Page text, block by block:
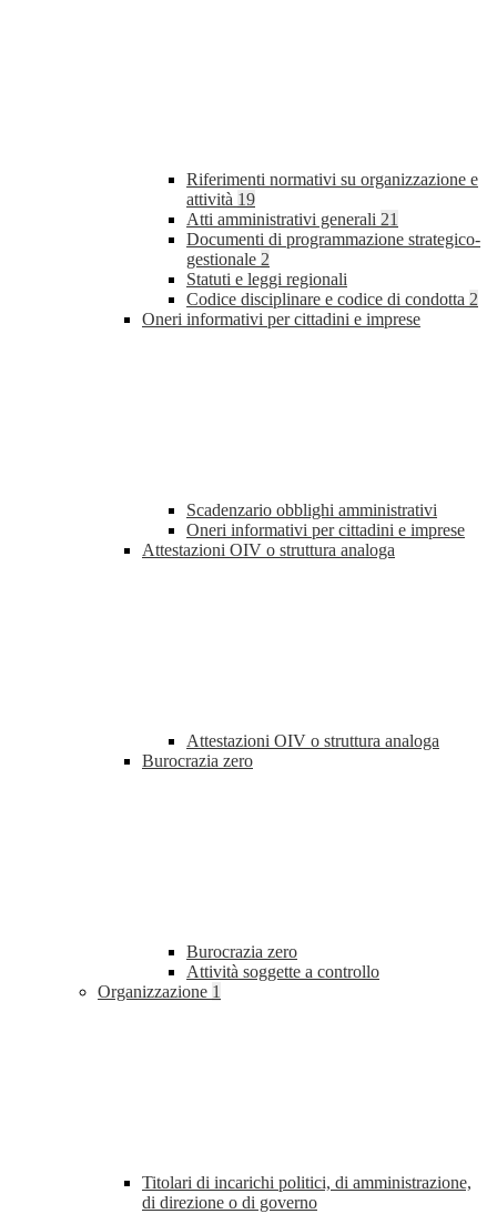
Riferimenti normativi su organizzazione e
attività 19
Atti amministrativi generali 21
Documenti di programmazione strategico-
gestionale 2
Statuti e leggi regionali
Codice disciplinare e codice di condotta 2
Oneri informativi per cittadini e imprese
Scadenzario obblighi amministrativi
Oneri informativi per cittadini e imprese
Attestazioni OIV o struttura analoga
Attestazioni OIV o struttura analoga
Burocrazia zero
Burocrazia zero
Attività soggette a controllo
Organizzazione 1
Titolari di incarichi politici, di amministrazione,
di direzione o di governo